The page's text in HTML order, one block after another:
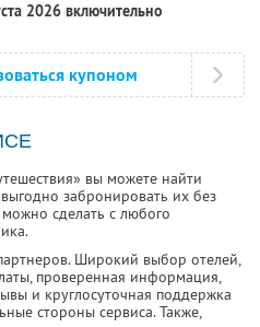
2026 включительно
купоном
вы можете найти
забронировать их без
сделать с любого
Широкий выбор отелей,
проверенная информация,
и круглосуточная поддержка
стороны сервиса. Также,